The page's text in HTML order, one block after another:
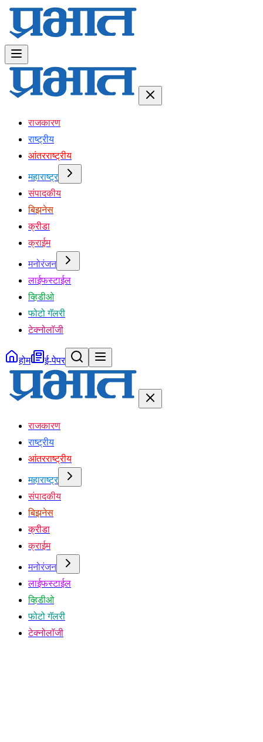
राजकारण
राष्ट्रीय
आंतरराष्ट्रीय
महाराष्ट्र
संपादकीय
बिझनेस
क्रीडा
क्राईम
मनोरंजन
लाईफस्टाईल
व्हिडीओ
फोटो गॅलरी
टेक्नोलॉजी
होम ई-पेपर
राजकारण
राष्ट्रीय
आंतरराष्ट्रीय
महाराष्ट्र
संपादकीय
बिझनेस
क्रीडा
क्राईम
मनोरंजन
लाईफस्टाईल
व्हिडीओ
फोटो गॅलरी
टेक्नोलॉजी